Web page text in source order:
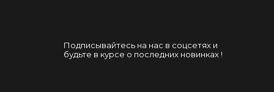
Подписывайтесь на нас в соцсетях и
будьте в курсе о последних новинках !